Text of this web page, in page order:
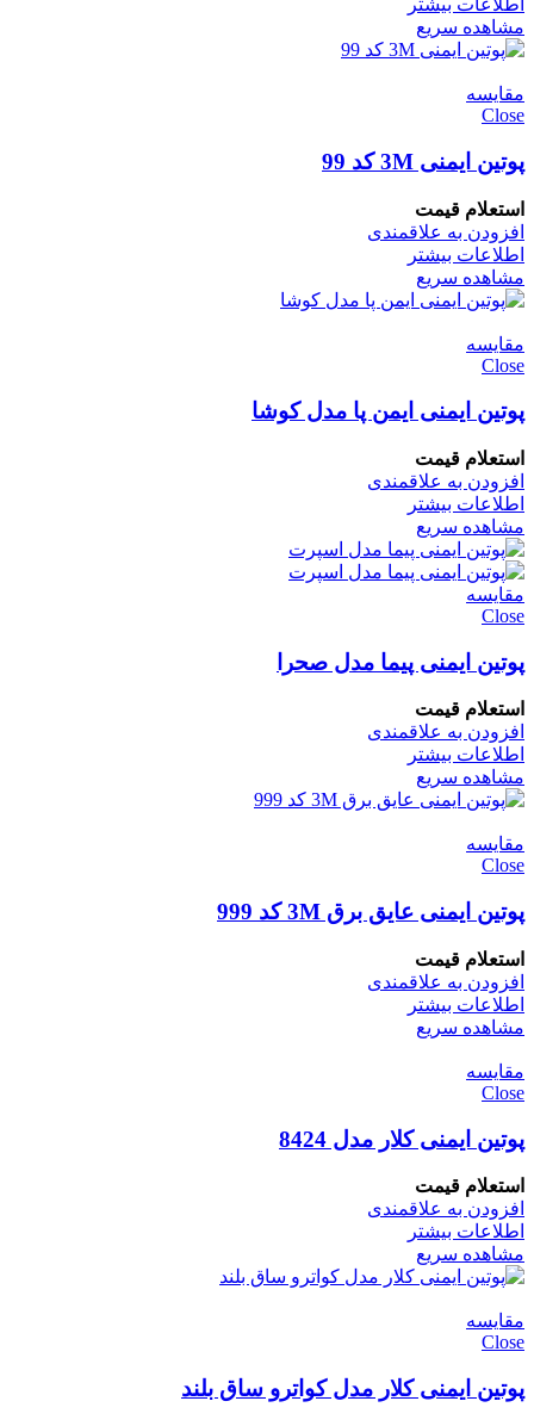
اطلاعات بیشتر
مشاهده سریع
مقایسه
Close
پوتین ایمنی 3M کد 99
استعلام قیمت
افزودن به علاقمندی
اطلاعات بیشتر
مشاهده سریع
مقایسه
Close
پوتین ایمنی ایمن پا مدل کوشا
استعلام قیمت
افزودن به علاقمندی
اطلاعات بیشتر
مشاهده سریع
مقایسه
Close
پوتین ایمنی پیما مدل صحرا
استعلام قیمت
افزودن به علاقمندی
اطلاعات بیشتر
مشاهده سریع
مقایسه
Close
پوتین ایمنی عایق برق 3M کد 999
استعلام قیمت
افزودن به علاقمندی
اطلاعات بیشتر
مشاهده سریع
مقایسه
Close
پوتین ایمنی کلار مدل 8424
استعلام قیمت
افزودن به علاقمندی
اطلاعات بیشتر
مشاهده سریع
مقایسه
Close
پوتین ایمنی کلار مدل کواترو ساق بلند